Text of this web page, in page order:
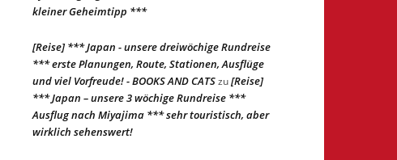
kleiner Geheimtipp ***
[Reise] *** Japan - unsere dreiwöchige Rundreise
*** erste Planungen, Route, Stationen, Ausflüge
und viel Vorfreude! - BOOKS AND CATSzu[Reise]
*** Japan – unsere 3 wöchige Rundreise ***
Ausflug nach Miyajima *** sehr touristisch, aber
wirklich sehenswert!